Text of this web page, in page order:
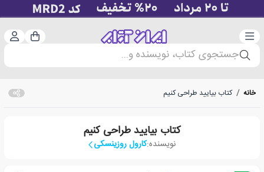
دسته‌بندی سبد
جستجوی کتاب، نویسنده و...
خانه / کتاب بیایید طراحی کنیم
کتاب بیایید طراحی کنیم
نویسنده:کارول روزینسکی